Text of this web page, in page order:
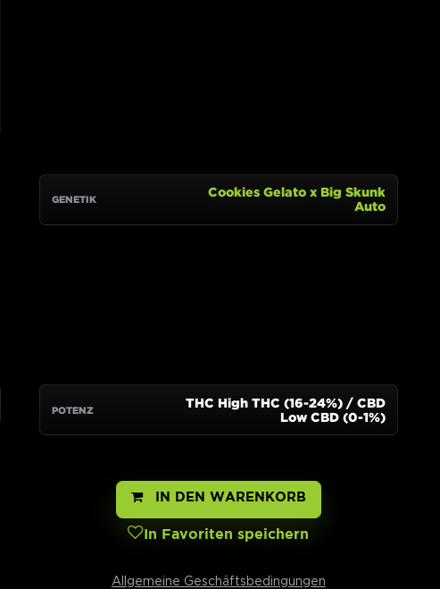
IN DEN WARENKORB
In Favoriten speichern
Allgemeine Geschäftsbedingungen